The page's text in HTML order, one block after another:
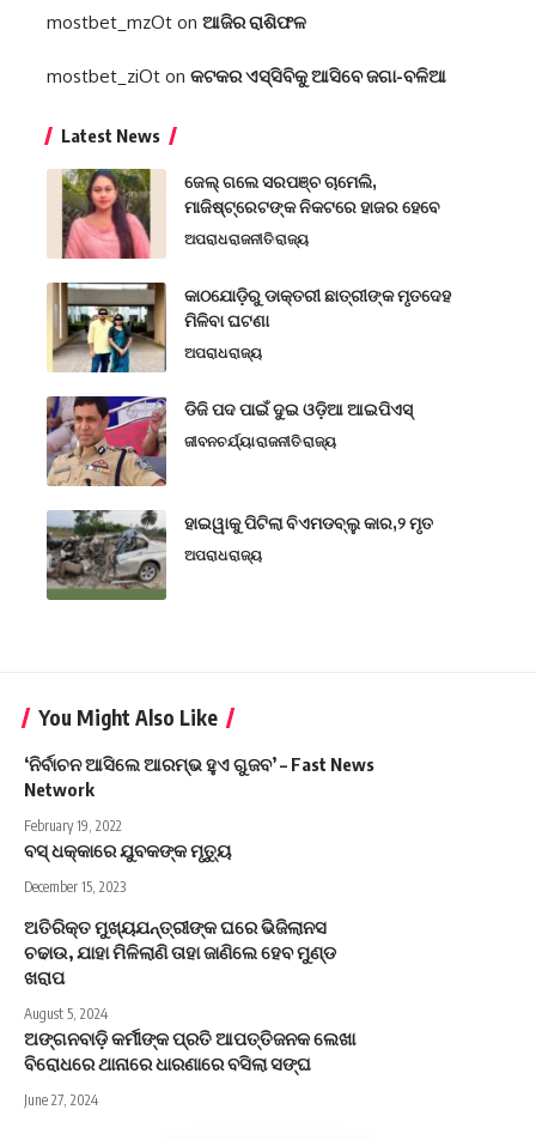
mostbet_mzOt on ଆଜିର ରାଶିଫଳ
mostbet_ziOt on କଟକର ଏସ୍‌ସିବିକୁ ଆସିବେ ଜଗା-ବଳିଆ
Latest News
ଜେଲ୍ ଗଲେ ସରପଞ୍ଚ ଚାମେଲି,
ମାଜିଷ୍ଟ୍ରେଟଙ୍କ ନିକଟରେ ହାଜର ହେବେ
ଅପରାଧରାଜନୀତିରାଜ୍ୟ
କାଠଯୋଡ଼ିରୁ ଡାକ୍ତରୀ ଛାତ୍ରୀଙ୍କ ମୃତଦେହ
ମିଳିବା ଘଟଣା
ଅପରାଧରାଜ୍ୟ
ଡିଜି ପଦ ପାଇଁ ଦୁଇ ଓଡ଼ିଆ ଆଇପିଏସ୍
ଜୀବନଚର୍ଯ୍ୟାରାଜନୀତିରାଜ୍ୟ
ହାଇୱାକୁ ପିଟିଲା ବିଏମଡବ୍ଲୁ କାର,୨ ମୃତ
ଅପରାଧରାଜ୍ୟ
You Might Also Like
‘ନିର୍ବାଚନ ଆସିଲେ ଆରମ୍ଭ ହୁଏ ଗୁଜବ’ – Fast News
Network
February 19, 2022
ବସ୍ ଧକ୍କାରେ ଯୁବକଙ୍କ ମୃତ୍ୟୁ
December 15, 2023
ଅତିରିକ୍ତ ମୁଖ୍ୟଯନ୍ତ୍ରୀଙ୍କ ଘରେ ଭିଜିଲାନସ
ଚଢାଉ, ଯାହା ମିଳିଲାଣି ତାହା ଜାଣିଲେ ହେବ ମୁଣ୍ଡ
ଖରାପ
August 5, 2024
ଅଙ୍ଗନବାଡ଼ି କର୍ମୀଙ୍କ ପ୍ରତି ଆପତ୍ତିଜନକ ଲେଖା
ବିରୋଧରେ ଥାନାରେ ଧାରଣାରେ ବସିଲା ସଙ୍ଘ
June 27, 2024